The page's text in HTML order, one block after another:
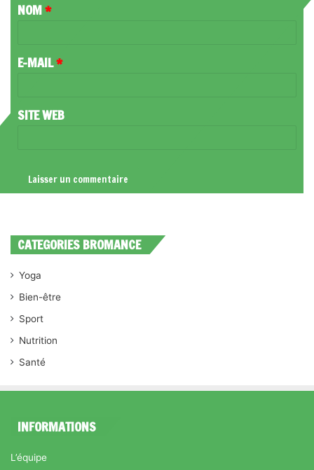
A
R
NOM*
E-MAIL*
SITE WEB
CATEGORIES BROMANCE
Yoga
Bien-être
Sport
Nutrition
Santé
INFORMATIONS
L’équipe